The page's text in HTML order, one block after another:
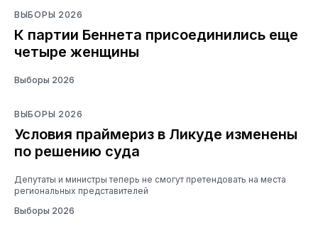
ВЫБОРЫ 2026
К партии Беннета присоединились еще
четыре женщины
Выборы 2026
ВЫБОРЫ 2026
Условия праймериз в Ликуде изменены
по решению суда
Депутаты и министры теперь не смогут претендовать на места
региональных представителей
Выборы 2026